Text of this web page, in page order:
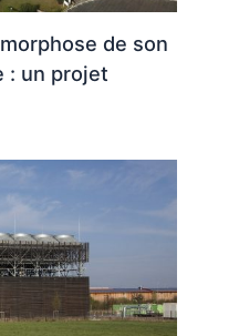
de son
: un projet